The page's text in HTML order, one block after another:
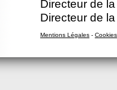
Directeur de
Directeur de
Mentions Légales - Cookies